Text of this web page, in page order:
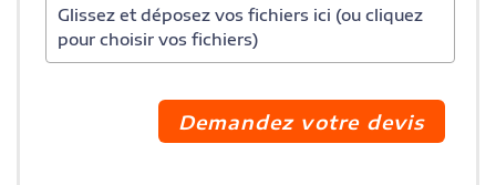
Glissez et déposez vos fichiers ici (ou cliquez
pour choisir vos fichiers)